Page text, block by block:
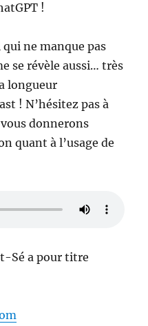
!
ne manque pas
se révèle aussi… très
longueur
! N’hésitez pas à
donnerons
quant à l’usage de
Sé a pour titre